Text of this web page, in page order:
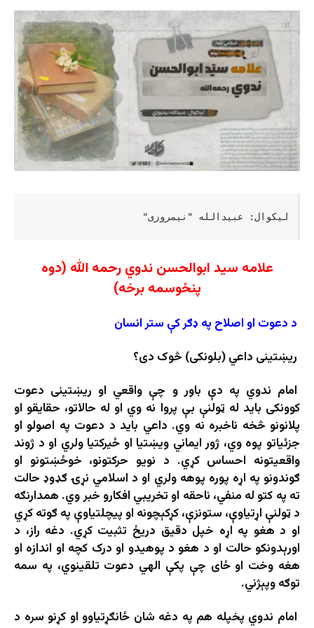
لیکوال: عبیدالله "نیمروزی"
علامه سید ابوالحسن ندوي رحمه الله (دوه
پنځوسمه برخه)
د دعوت او اصلاح په ډګر کې ستر انسان
ریښتینی داعي (بلونکی) څوک دی؟
امام ندوي په دې باور و چې واقعي او ریښتینی دعوت
کوونکی باید له ټولنې بې پروا نه وي او له حالاتو، حقایقو او
پلانونو څخه ناخبره نه وي. داعي باید د دعوت په اصولو او
جزئیاتو پوه وي، ژور ایماني ویښتیا او ځیرکتیا ولري او د ژوند
واقعیتونه احساس کړي. د نويو حرکتونو، خوځښتونو او
ګوندونو په اړه پوره پوهه ولري او د اسلامي نړۍ ګډوډ حالت
ته په کتو له منفي، ناحقه او تخریبي افکارو خبر وي. همدارنګه
د ټولنې اړتیاوې، ستونزې، کړکېچونه او پیچلتیاوې په ګوته کړي
او د هغو په اړه خپل دقیق دریځ تثبیت کړي. دغه راز، د
اورېدونکو حالت او د هغو د پوهیدو او درک کچه او اندازه او
هغه وخت او ځای چې پکې الهي دعوت تلقینوي، په سمه
توګه وپېژني.
امام ندوي پخپله هم په دغه شان ځانګړتیاوو او کړنو سره د